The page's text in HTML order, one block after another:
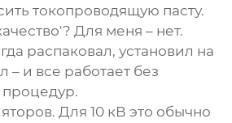
токопроводящую пасту.
Для меня – нет.
распаковал, установил на
– и все работает без
Для 10 кВ это обычно